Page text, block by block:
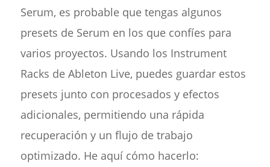
Serum, es probable que tengas algunos
presets de Serum en los que confíes para
varios proyectos. Usando los Instrument
Racks de Ableton Live, puedes guardar estos
presets junto con procesados y efectos
adicionales, permitiendo una rápida
recuperación y un flujo de trabajo
optimizado. He aquí cómo hacerlo: